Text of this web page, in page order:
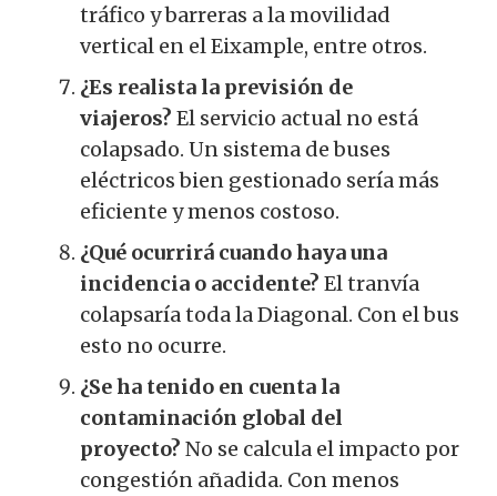
tráfico y barreras a la movilidad
vertical en el Eixample, entre otros.
¿Es realista la previsión de
viajeros? El servicio actual no está
colapsado. Un sistema de buses
eléctricos bien gestionado sería más
eficiente y menos costoso.
¿Qué ocurrirá cuando haya una
incidencia o accidente? El tranvía
colapsaría toda la Diagonal. Con el bus
esto no ocurre.
¿Se ha tenido en cuenta la
contaminación global del
proyecto? No se calcula el impacto por
congestión añadida. Con menos